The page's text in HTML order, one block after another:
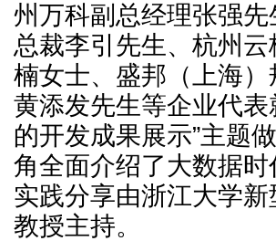
州万科副总经理张强
总裁李引先生、杭州
楠女士、盛邦（上海
黄添发先生等企业代
的开发成果展示”主题
角全面介绍了大数据
实践分享由浙江大学
教授主持。